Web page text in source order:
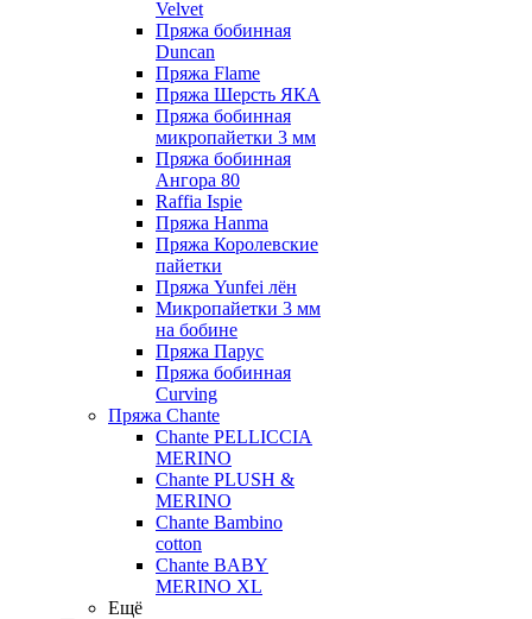
Velvet
Пряжа бобинная
Duncan
Пряжа Flame
Пряжа Шерсть ЯКА
Пряжа бобинная
микропайетки 3 мм
Пряжа бобинная
Ангора 80
Raffia Ispie
Пряжа Hanma
Пряжа Королевские
пайетки
Пряжа Yunfei лён
Микропайетки 3 мм
на бобине
Пряжа Парус
Пряжа бобинная
Curving
Пряжа Chante
Chante PELLICCIA
MERINO
Chante PLUSH &
MERINO
Chante Bambino
cotton
Chante BABY
MERINO XL
Ещё